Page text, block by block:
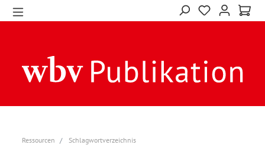
Ressourcen Schlagwortverzeichnis